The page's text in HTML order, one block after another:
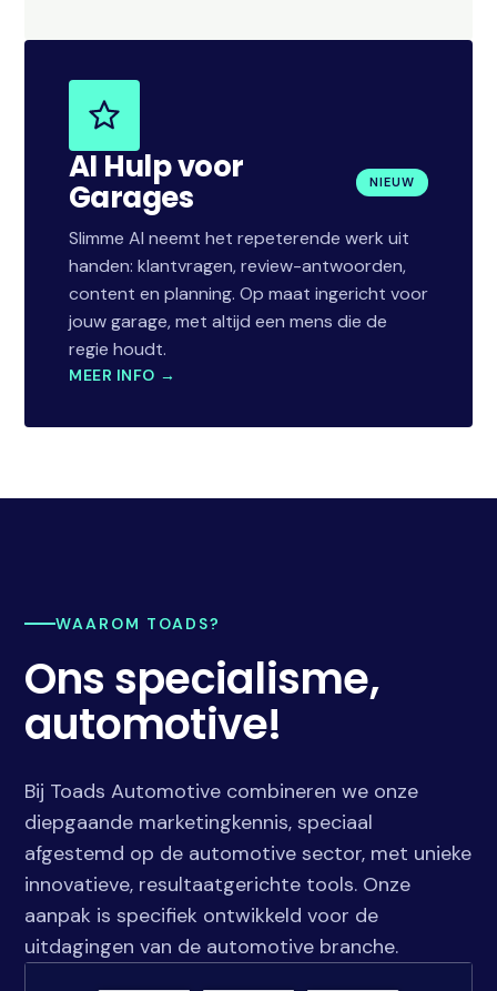
AI Hulp voor
Garages NIEUW
Slimme AI neemt het repeterende werk uit
handen: klantvragen, review-antwoorden,
content en planning. Op maat ingericht voor
jouw garage, met altijd een mens die de
regie houdt.
MEER INFO →
WAAROM TOADS?
Ons specialisme,
automotive!
Bij Toads Automotive combineren we onze
diepgaande marketingkennis, speciaal
afgestemd op de automotive sector, met unieke
innovatieve, resultaatgerichte tools. Onze
aanpak is specifiek ontwikkeld voor de
uitdagingen van de automotive branche.